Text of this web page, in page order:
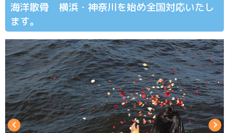
海洋散骨 横浜・神奈川を始め全国対応いたし
ます。